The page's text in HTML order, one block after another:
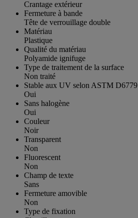
Crantage extérieur
Fermeture à bande
Tête de verrouillage double
Matériau
Plastique
Qualité du matériau
Polyamide ignifuge
Type de traitement de la surface
Non traité
Stable aux UV selon ASTM D6779
Oui
Sans halogène
Oui
Couleur
Noir
Transparent
Non
Fluorescent
Non
Champ de texte
Sans
Fermeture amovible
Non
Type de fixation